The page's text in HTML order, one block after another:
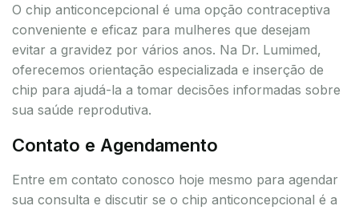
O chip anticoncepcional é uma opção contraceptiva
conveniente e eficaz para mulheres que desejam
evitar a gravidez por vários anos. Na Dr. Lumimed,
oferecemos orientação especializada e inserção de
chip para ajudá-la a tomar decisões informadas sobre
sua saúde reprodutiva.
Contato e Agendamento
Entre em contato conosco hoje mesmo para agendar
sua consulta e discutir se o chip anticoncepcional é a